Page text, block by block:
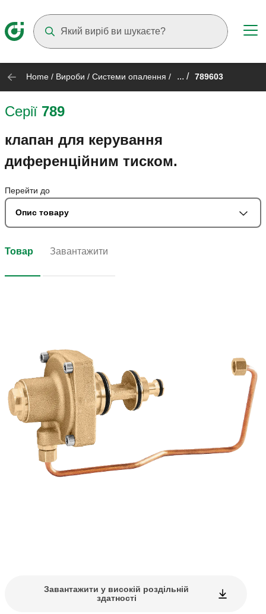
Home / Вироби / Системи опалення / ... / 789603
Серії 789
клапан для керування
диференційним тиском.
Перейти до
Опис товару
Товар Завантажити
Завантажити у високій роздільній
здатності